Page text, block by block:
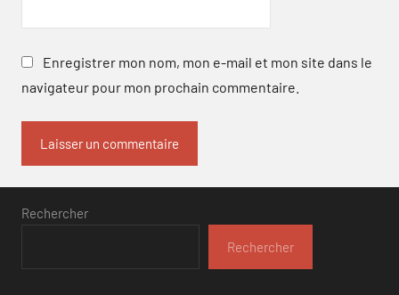
Enregistrer mon nom, mon e-mail et mon site dans le
navigateur pour mon prochain commentaire.
Rechercher
Rechercher